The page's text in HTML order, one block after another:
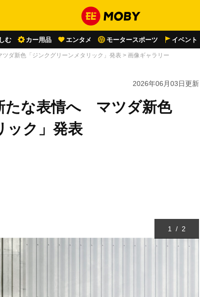
む カー用品 エンタメ モータースポーツ イベント
ダ新色「ジンクグリーンメタリック」発表 > 画像ギャラリー
2026年06月03日更新
たな表情へ マツダ新色
ック」発表
1 / 2